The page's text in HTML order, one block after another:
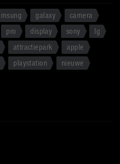
galaxy
camera
pro display sony
lg
attractiepark
apple
playstation
nieuwe